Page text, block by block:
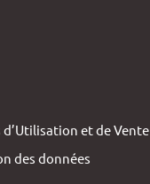
et de Vente
des données